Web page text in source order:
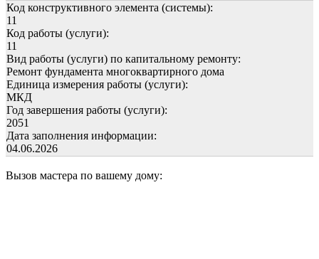
Код конструктивного элемента (системы):
11
Код работы (услуги):
11
Вид работы (услуги) по капитальному ремонту:
Ремонт фундамента многоквартирного дома
Единица измерения работы (услуги):
МКД
Год завершения работы (услуги):
2051
Дата заполнения информации:
04.06.2026
Вызов мастера по вашему дому: